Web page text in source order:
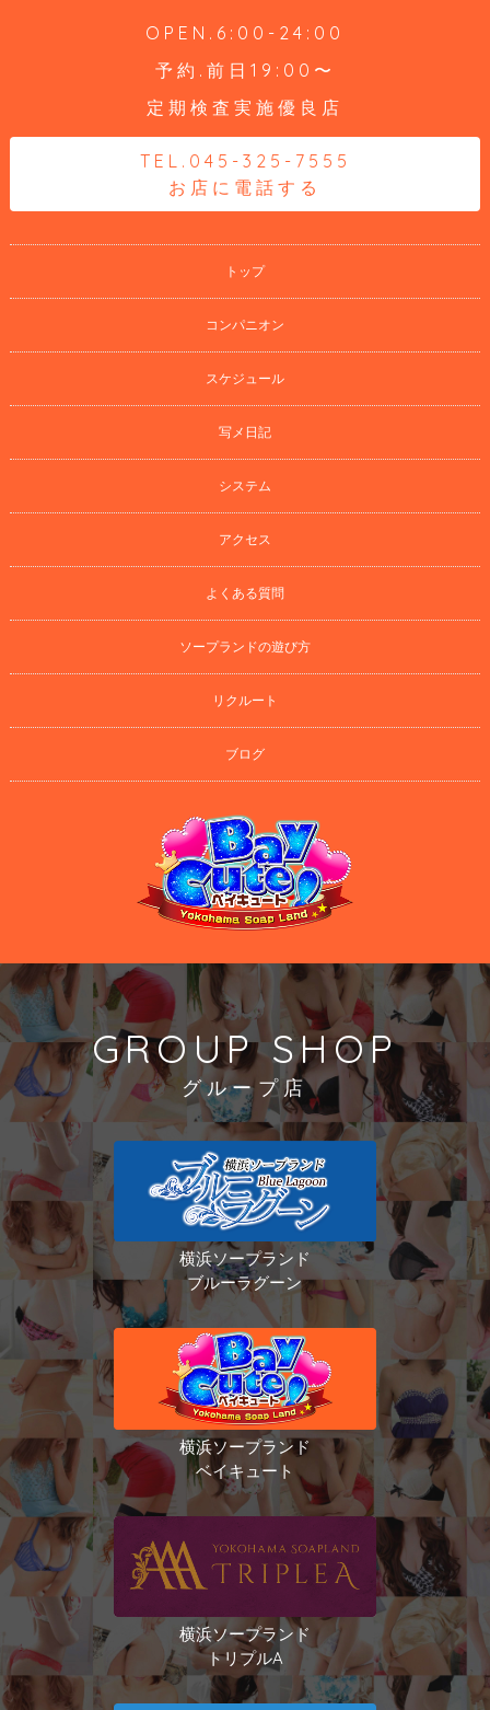
OPEN.6:00-24:00
予約.前日19:00〜
定期検査実施優良店
TEL.045-325-7555
お店に電話する
トップ
コンパニオン
スケジュール
写メ日記
システム
アクセス
よくある質問
ソープランドの遊び方
リクルート
ブログ
GROUP SHOP
グループ店
横浜ソープランド
ブルーラグーン
横浜ソープランド
ベイキュート
横浜ソープランド
トリプルA